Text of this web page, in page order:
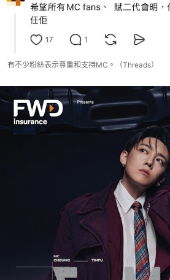
有不少粉絲表示尊重和支持MC。（Threads）